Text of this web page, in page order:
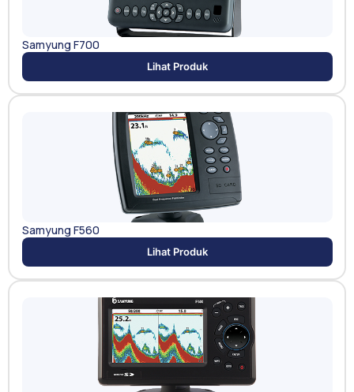
Samyung F700
Lihat Produk
Samyung F560
Lihat Produk